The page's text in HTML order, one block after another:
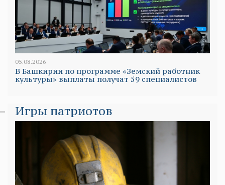
05.08.2026
В Башкирии по программе «Земский работник
культуры» выплаты получат 59 специалистов
Игры патриотов